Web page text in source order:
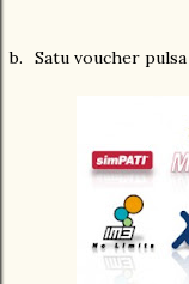
b. Satu voucher